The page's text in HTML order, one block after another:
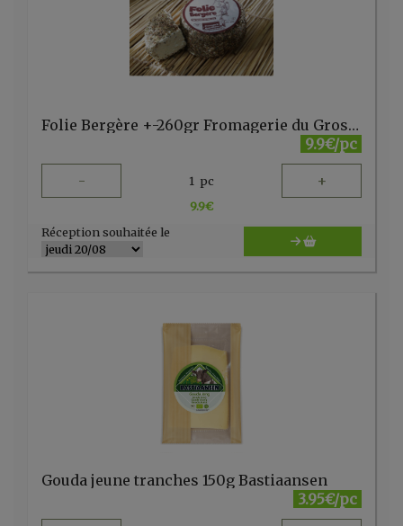
Folie Bergère +-260gr Fromagerie du Gros Chêne
9.9€/pc
- 1 pc +
9.9€
Réception souhaitée le
Gouda jeune tranches 150g Bastiaansen
3.95€/pc